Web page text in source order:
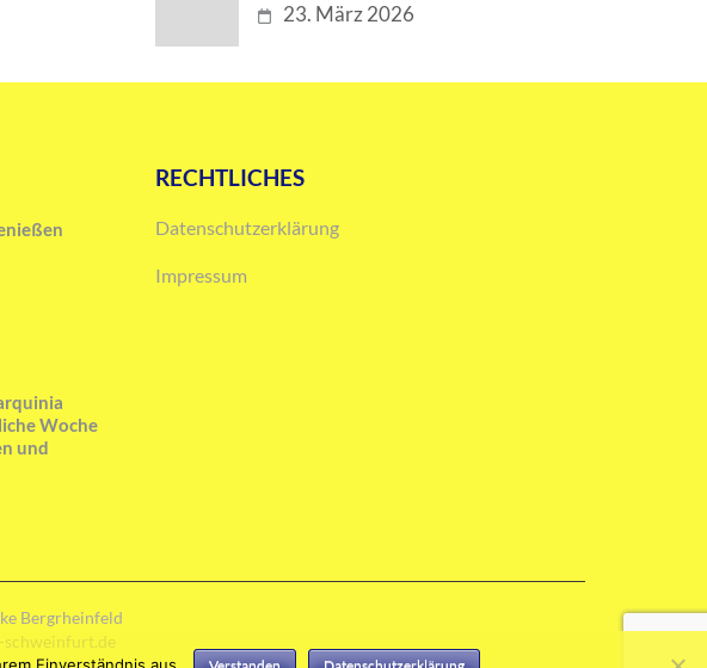
23. März 2026
Woche
und
RECHTLICHES
Datenschutzerklärung
Impressum
Bergrheinfeld
schweinfurt.de